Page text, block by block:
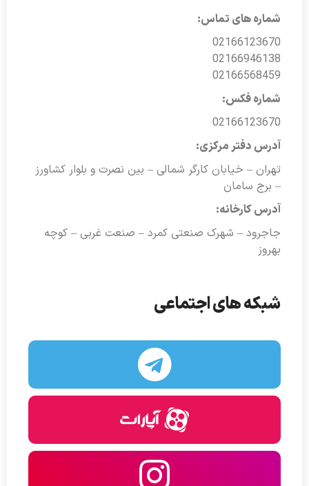
شبکه های اجتماعی
شماره های تماس:
02166123670
02166946138
02166568459
شماره فکس:
02166123670
آدرس دفتر مرکزی:
تهران – خیابان کارگر شمالی – بین نصرت و بلوار کشاورز
– برج سامان
آدرس کارخانه:
جاجرود – شهرک صنعتی کمرد – صنعت غربی – کوچه
بهروز